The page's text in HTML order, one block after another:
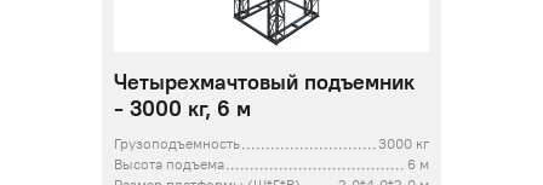
Четырехмачтовый подъемник
- 3000 кг, 6 м
Грузоподъемность
3000 кг
Высота подъема
6 м